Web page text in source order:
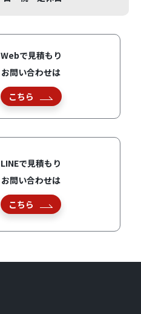
Webで見積もり
お問い合わせは
こちら
LINEで見積もり
お問い合わせは
こちら